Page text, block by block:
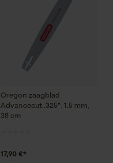
Oregon zaagblad
Advancecut .325", 1.5 mm,
38 cm
17,90 €*